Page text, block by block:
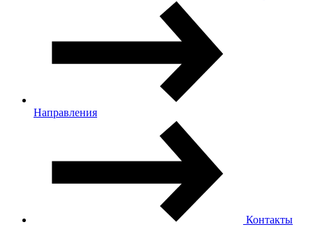
Направления
Контакты